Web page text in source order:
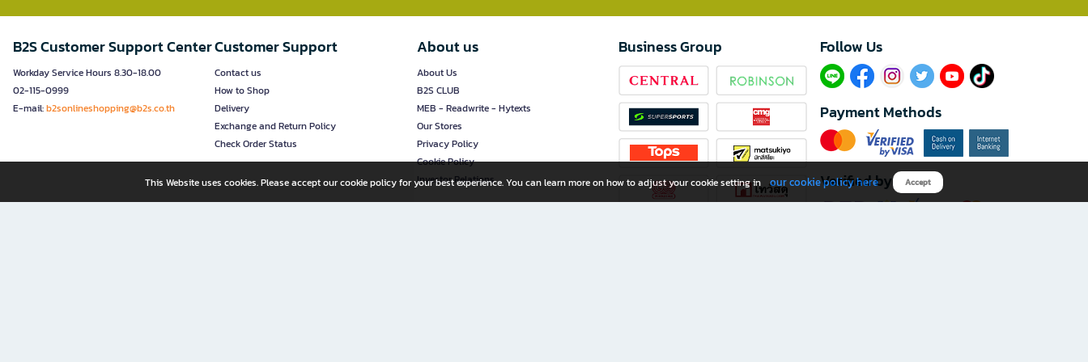
B2S Customer Support Center
Workday Service Hours 8.30-18.00
02-115-0999
E-mail:b2sonlineshopping@b2s.co.th
Customer Support
Contact us
How to Shop
Delivery
Exchange and Return Policy
Check Order Status
About us
About Us
B2S CLUB
MEB - Readwrite - Hytexts
Our Stores
Privacy Policy
Cookie Policy
Investor Relations
Business Group Follow Us​
Payment Methods
Verified by
This Website uses cookies. Please accept our cookie policy for your best experience. You can learn more on how to adjust your cookie setting in our cookie policy here Accept